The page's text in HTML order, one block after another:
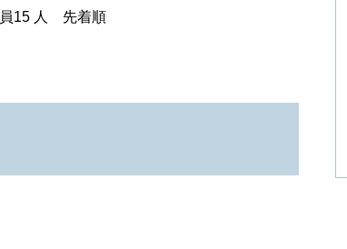
員15 人 先着順